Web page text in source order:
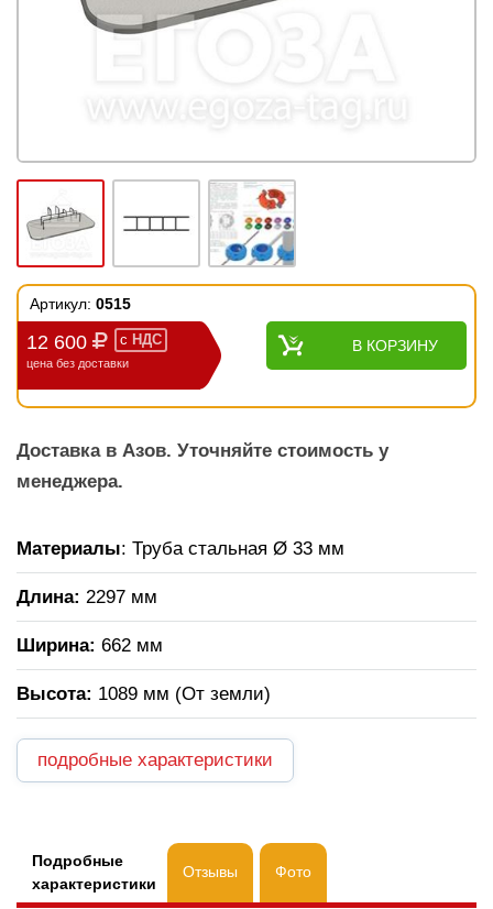
Артикул: 0515
12 600 с НДС
цена без доставки
В КОРЗИНУ
Доставка в Азов. Уточняйте стоимость у
менеджера.
Материалы: Труба стальная Ø 33 мм
Длина: 2297 мм
Ширина: 662 мм
Высота: 1089 мм (От земли)
подробные характеристики
Подробные
характеристики
Отзывы Фото